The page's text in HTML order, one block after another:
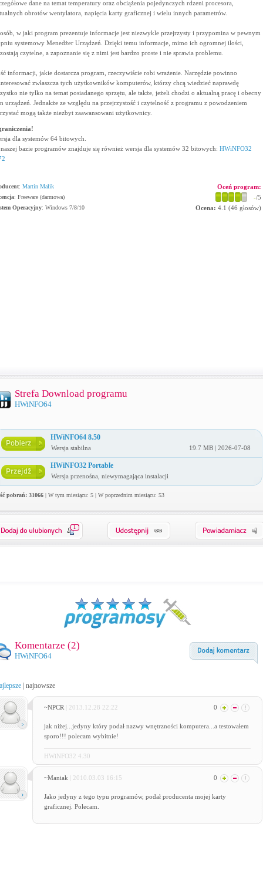
dane na temat temperatury oraz obciążenia pojedynczych rdzeni procesora,
obrotów wentylatora, napięcia karty graficznej i wielu innych parametrów.
w jaki program prezentuje informacje jest niezwykle przejrzysty i przypomina w pewnym
systemowy Menedżer Urządzeń. Dzięki temu informacje, mimo ich ogromnej ilości,
czytelne, a zapoznanie się z nimi jest bardzo proste i nie sprawia problemu.
informacji, jakie dostarcza program, rzeczywiście robi wrażenie. Narzędzie powinno
zwłaszcza tych użytkowników komputerów, którzy chcą wiedzieć naprawdę
nie tylko na temat posiadanego sprzętu, ale także, jeżeli chodzi o aktualną pracę i obecny
urządzeń. Jednakże ze względu na przejrzystość i czytelność z programu z powodzeniem
mogą także niezbyt zaawansowani użytkownicy.
dla systemów 64 bitowych.
bazie programów znajduje się również wersja dla systemów 32 bitowych: HWiNFO32
: Martin Malik
: Freeware (darmowa)
Operacyjny: Windows 7/8/10
Oceń program:
-/5
Ocena: 4.1 (46 głosów)
Strefa Download programu
HWiNFO64
HWiNFO64 8.50
Wersja stabilna 19.7 MB | 2026-07-08
HWiNFO32 Portable
Wersja przenośna, niewymagająca instalacji
pobrań: 31066| W tym miesiącu: 5 | W poprzednim miesiącu: 53
1
Komentarze (2)
HWiNFO64
| najnowsze
~NPCR | 2013.12.28 22:22 0
jak niżej...jedyny który podał nazwy wnętrzności komputera...a testowałem
sporo!!! polecam wybitnie!
HWiNFO32 4.30
~Maniak | 2010.03.03 16:15 0
Jako jedyny z tego typu programów, podał producenta mojej karty
graficznej. Polecam.